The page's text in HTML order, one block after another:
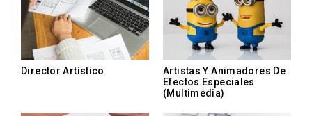
Director Artístico
Artistas Y Animadores De
Efectos Especiales
(multimedia)